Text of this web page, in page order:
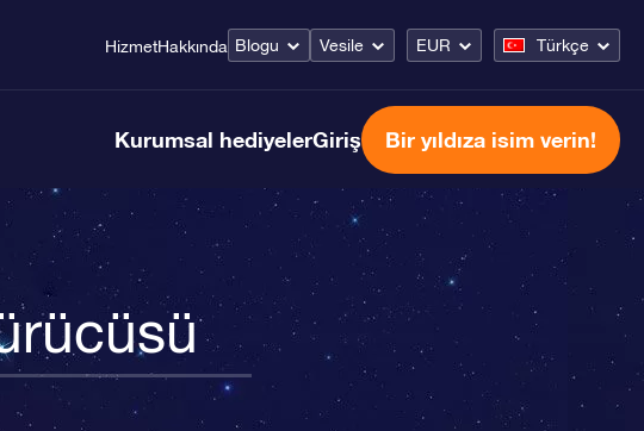
HizmetHakkında Blogu Vesile EUR Türkçe
Kurumsal hediyelerGiriş Bir yıldıza isim verin!